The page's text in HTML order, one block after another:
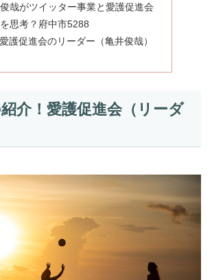
哉がツイッター事業と愛護促進会
思考？府中市5288
護促進会のリーダー（亀井俊哉）
介！愛護促進会（リーダ